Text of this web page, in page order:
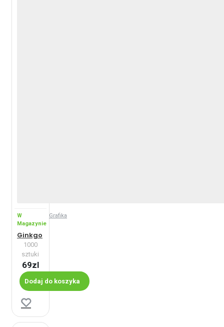
W
Magazynie
Grafika
Ginkgo
1000
sztuki
69zl
Dodaj do koszyka